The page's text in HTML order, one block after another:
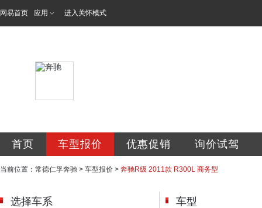
网易首页 应用 进入关怀模式
首页 车型报价 优惠促销 询价试驾
当前位置： 常德仁孚奔驰 > 车型报价 > 奔驰R级 2011款 R300L 商务型
选择车系 车型